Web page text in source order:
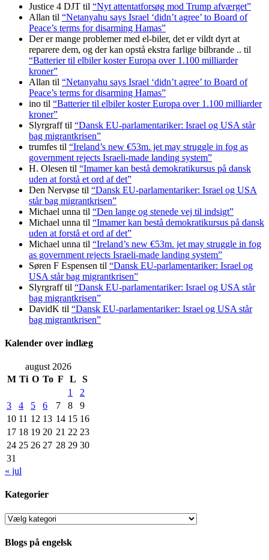
Justice 4 DJT til “Nyt attentatforsøg mod Trump afværget”
Allan til “Netanyahu says Israel ‘didn’t agree’ to Board of
Peace’s terms for disarming Hamas”
Der er mange problemer med el-biler, det er vildt dyrt at
reparere dem, og der kan opstå ekstra farlige bilbrande .. til
“Batterier til elbiler koster Europa over 1.100 milliarder
kroner”
Allan til “Netanyahu says Israel ‘didn’t agree’ to Board of
Peace’s terms for disarming Hamas”
ino til “Batterier til elbiler koster Europa over 1.100 milliarder
kroner”
Slyrgrafftil “Dansk EU-parlamentariker: Israel og USA står
bag migrantkrisen”
trumfes til “Ireland’s new €53m. jet may struggle in fog as
government rejects Israeli-made landing system”
H. Olesen til “Imamer kan bestå demokratikursus på dansk
uden at forstå et ord af det”
Den Nervøse til “Dansk EU-parlamentariker: Israel og USA
står bag migrantkrisen”
Michael unna til “Den lange og stenede vej til indsigt”
Michael unna til “Imamer kan bestå demokratikursus på dansk
uden at forstå et ord af det”
Michael unna til “Ireland’s new €53m. jet may struggle in fog
as government rejects Israeli-made landing system”
Søren F Espensen til “Dansk EU-parlamentariker: Israel og
USA står bag migrantkrisen”
Slyrgrafftil “Dansk EU-parlamentariker: Israel og USA står
bag migrantkrisen”
DavidK til “Dansk EU-parlamentariker: Israel og USA står
bag migrantkrisen”
Kalender over indlæg
august 2026
M Ti O To F L
S
1
2
3
4 5 6 7 8
9
10 11 12 13 14 15 16
17 18 19 20 21 22 23
24 25 26 27 28 29 30
31
« jul
Kategorier
Kategorier
Blogs på engelsk